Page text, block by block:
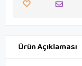
Ürün Açıklaması